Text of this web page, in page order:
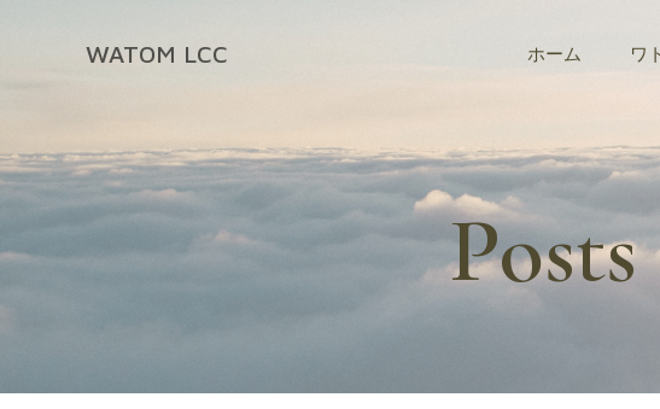
へ
ス
WATOM LCC ホーム ワ